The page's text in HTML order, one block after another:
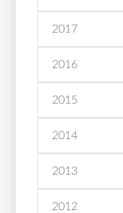
2017
2016
2015
2014
2013
2012